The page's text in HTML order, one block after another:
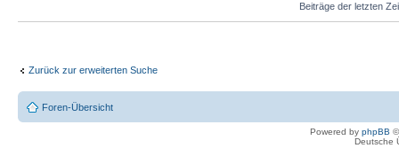
Beiträge der letzten
Zurück zur erweiterten Suche
Foren-Übersicht
Powered by phpBB
Deutsche